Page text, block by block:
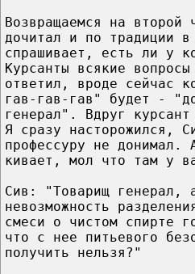
Возвращаемся на второй
дочитал и по традиции в
спрашивает, есть ли у
Курсанты всякие
ответил, вроде сейчас
гав-гав-гав" будет -
генерал". Вдруг
Я сразу насторожился,
профессуру не донимал.
кивает, мол что там у
Сив: "Товарищ генерал,
невозможность
смеси о чистом спирте
что с нее питьевого
получить нельзя?"